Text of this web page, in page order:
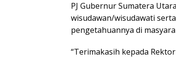
PJ Gubernur Sumatera
wisudawan/wisudawati
pengetahuannya di
“Terimakasih kepada